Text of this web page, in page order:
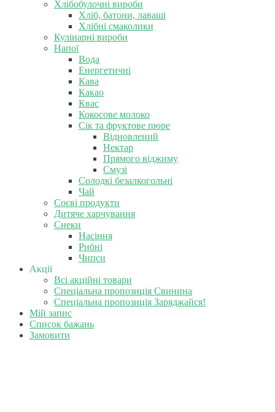
Хлібобулочні вироби
Хліб, батони, лаваші
Хлібні смаколики
Кулінарні вироби
Напої
Вода
Енергетичні
Кава
Какао
Квас
Кокосове молоко
Сік та фруктове пюре
Відновлений
Нектар
Прямого віджиму
Смузі
Солодкі безалкогольні
Чай
Соєві продукти
Дитяче харчування
Снеки
Насіння
Рибні
Чипси
Акції
Всі акційні товари
Спеціальна пропозиція Свинина
Спеціальна пропозиція Заряджайся!
Мій запис
Список бажань
Замовити